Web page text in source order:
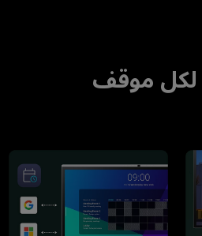
لكل موقف